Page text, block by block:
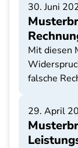
30. Juni
Mit diesen
falsche
29. April